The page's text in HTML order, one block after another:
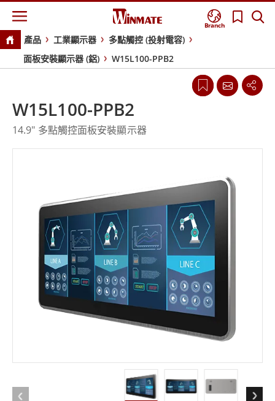
Branch
產品 工業顯示器
多點觸控 (投射電容)
面板安裝顯示器 (鋁)
W15L100-PPB2
W15L100-PPB2
14.9" 多點觸控面板安裝顯示器